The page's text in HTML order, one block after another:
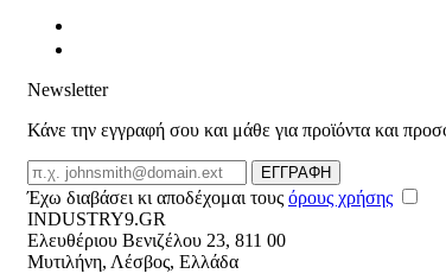
Newsletter
Κάνε την εγγραφή σου και μάθε για προϊόντα και
Email
ΕΓΓΡΑΦΗ
Έχω διαβάσει κι αποδέχομαι τους όρους χρήσης
INDUSTRY9.GR
Ελευθέριου Βενιζέλου 23, 811 00
Μυτιλήνη, Λέσβος, Ελλάδα